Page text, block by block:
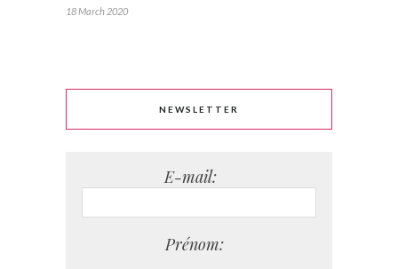
18 March 2020
NEWSLETTER
E-mail:
Prénom: